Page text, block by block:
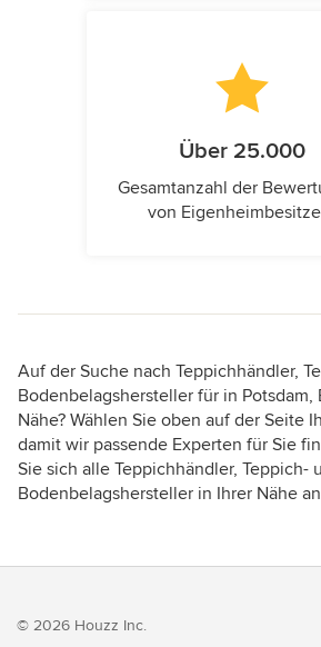
Über 25.000
Gesamtanzahl der
von
Auf der Suche nach Teppichhändler,
Bodenbelagshersteller für in Potsdam,
Nähe? Wählen Sie oben auf der Seite
damit wir passende Experten für Sie
Sie sich alle Teppichhändler, Teppich-
Bodenbelagshersteller in Ihrer Nähe
© 2026 Houzz Inc.